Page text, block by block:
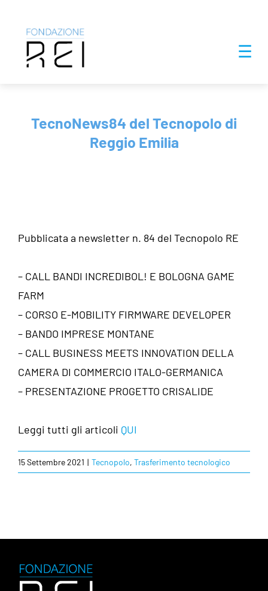
☰
TecnoNews84 del Tecnopolo di
Reggio Emilia
Pubblicata a newsletter n. 84 del Tecnopolo RE
– CALL BANDI INCREDIBOL! E BOLOGNA GAME
FARM
– CORSO E-MOBILITY FIRMWARE DEVELOPER
– BANDO IMPRESE MONTANE
– CALL BUSINESS MEETS INNOVATION DELLA
CAMERA DI COMMERCIO ITALO-GERMANICA
– PRESENTAZIONE PROGETTO CRISALIDE
Leggi tutti gli articoli QUI
15 Settembre 2021 | Tecnopolo, Trasferimento tecnologico